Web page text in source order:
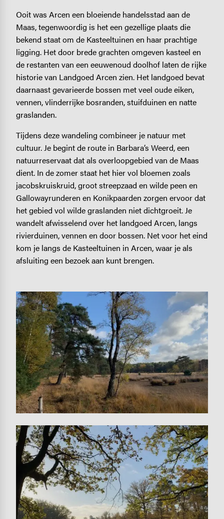
Ooit was Arcen een bloeiende handelsstad aan de
Maas, tegenwoordig is het een gezellige plaats die
bekend staat om de Kasteeltuinen en haar prachtige
ligging. Het door brede grachten omgeven kasteel en
de restanten van een eeuwenoud doolhof laten de rijke
historie van Landgoed Arcen zien. Het landgoed bevat
daarnaast gevarieerde bossen met veel oude eiken,
vennen, vlinderrijke bosranden, stuifduinen en natte
graslanden.
Tijdens deze wandeling combineer je natuur met
cultuur. Je begint de route in Barbara’s Weerd, een
natuurreservaat dat als overloopgebied van de Maas
dient. In de zomer staat het hier vol bloemen zoals
jacobskruiskruid, groot streepzaad en wilde peen en
Gallowayrunderen en Konikpaarden zorgen ervoor dat
het gebied vol wilde graslanden niet dichtgroeit. Je
wandelt afwisselend over het landgoed Arcen, langs
rivierduinen, vennen en door bossen. Net voor het eind
kom je langs de Kasteeltuinen in Arcen, waar je als
afsluiting een bezoek aan kunt brengen.
Image
Image